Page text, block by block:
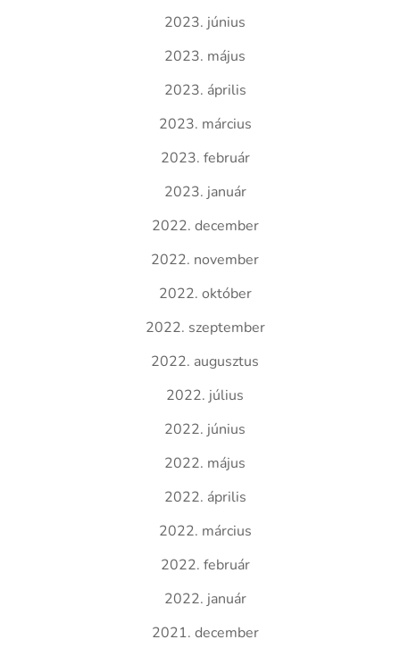
2023. június
2023. május
2023. április
2023. március
2023. február
2023. január
2022. december
2022. november
2022. október
2022. szeptember
2022. augusztus
2022. július
2022. június
2022. május
2022. április
2022. március
2022. február
2022. január
2021. december